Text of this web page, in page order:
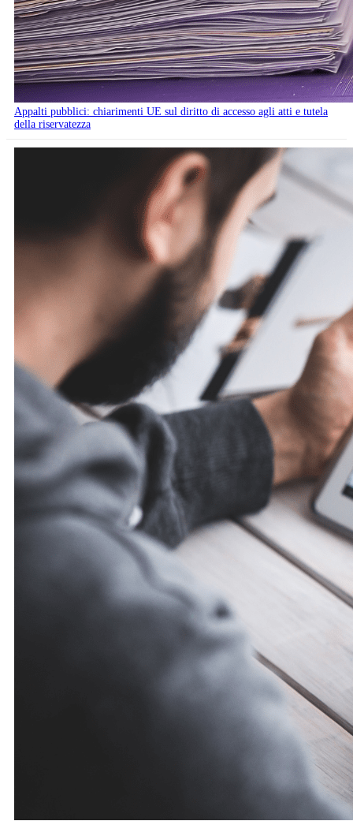
Appalti pubblici: chiarimenti UE sul diritto di accesso agli atti e tutela
della riservatezza